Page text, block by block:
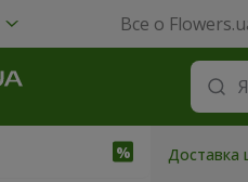
Все о
Доставка